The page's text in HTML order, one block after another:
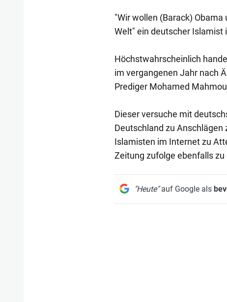
"Wir wollen (Barack)
Welt" ein deutscher Islamist
Höchstwahrscheinlich
im vergangenen Jahr nach
Prediger Mohamed
Dieser versuche mit
Deutschland zu
Islamisten im Internet zu
Zeitung zufolge ebenfalls
"Heute"auf Google als